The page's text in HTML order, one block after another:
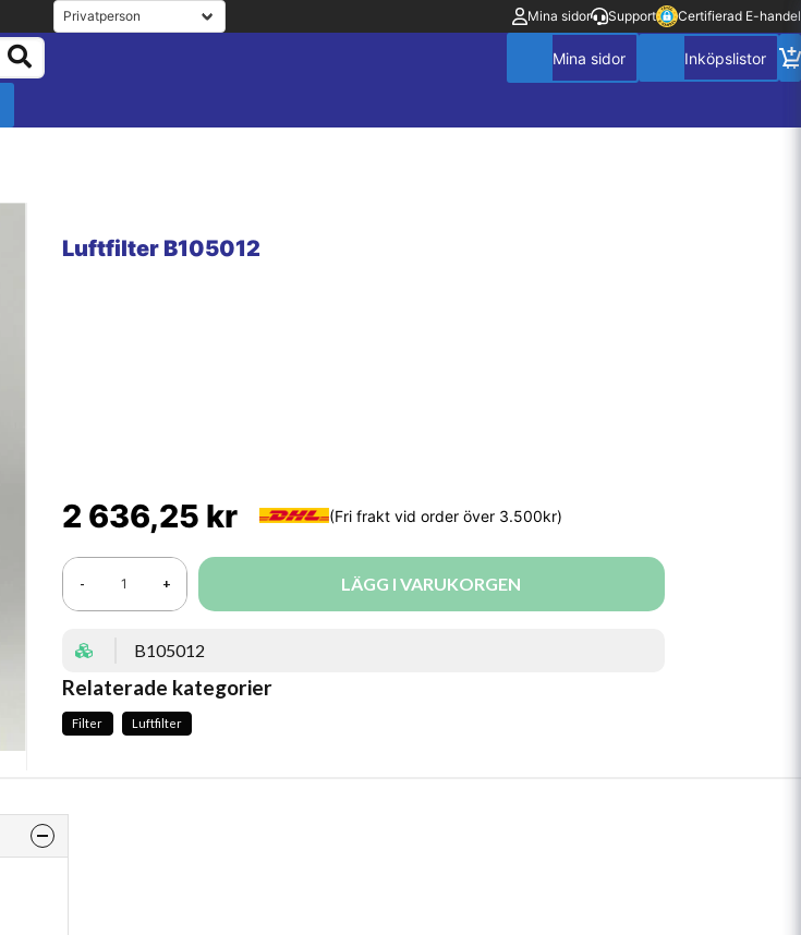
Mina sidor Support Certifierad E-handel
Luftfilter B105012
2 636,25 kr
- + LÄGG I VARUKORGEN
B105012
Relaterade kategorier
Filter Luftfilter